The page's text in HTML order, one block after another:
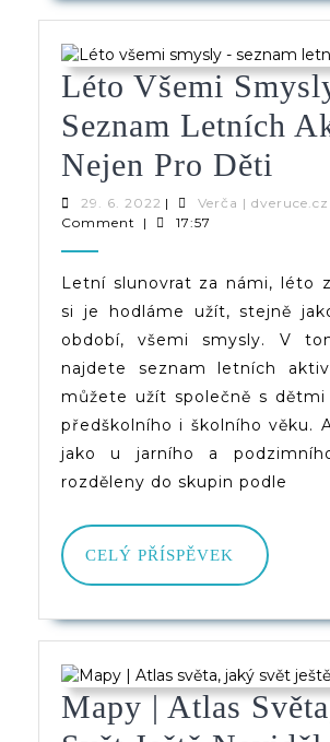
Léto Všemi
Seznam Letních
Nejen Pro Děti
–
Pro
29. 6. 2022 29.
6.
| Verča | dveruce.cz
Comment
| 17:57
Letní slunovrat za námi, léto
si je hodláme užít, stejně
období, všemi smysly. V
najdete seznam letních
můžete užít společně s dětmi
předškolního i školního věku.
jako u jarního a
rozděleny do skupin podle
CELÝ PŘÍSPĚVEK
CELÝ
PŘÍSPĚVEK
Mapy | Atlas